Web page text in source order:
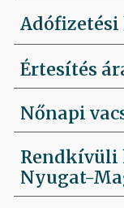
Értesítés
Nőnapi
Rendkívüli
Nyugat-